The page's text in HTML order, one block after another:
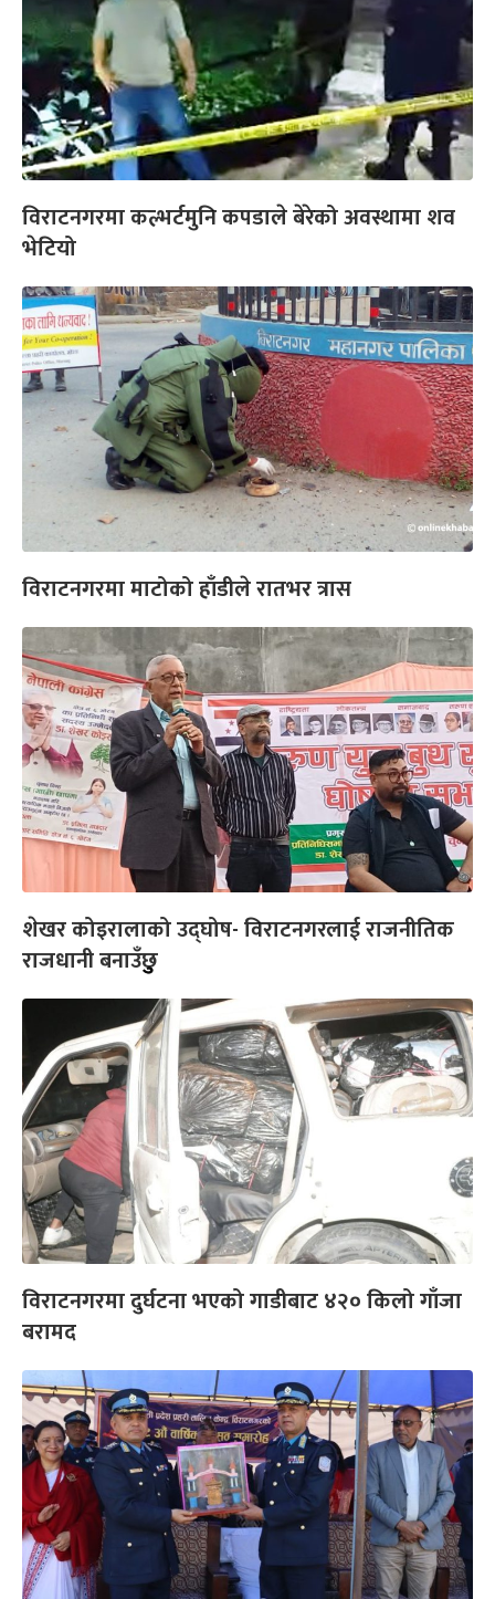
विराटनगरमा कल्भर्टमुनि कपडाले बेरेको अवस्थामा शव
भेटियो
विराटनगरमा माटोको हाँडीले रातभर त्रास
शेखर कोइरालाको उद्घोष- विराटनगरलाई राजनीतिक
राजधानी बनाउँछुु
विराटनगरमा दुर्घटना भएको गाडीबाट ४२० किलो गाँजा
बरामद